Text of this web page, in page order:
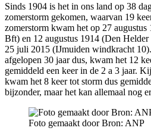
Sinds 1904 is het in ons land op 38
zomerstorm gekomen, waarvan 19
zomerstorm kwam het op 27
Bft) en 12 augustus 1914 (Den
25 juli 2015 (IJmuiden windkracht
afgelopen 30 jaar dus, kwam het 12
gemiddeld een keer in de 2 a 3 jaar.
kwam het 8 keer tot storm dus
bijzonder, maar het kan allemaal nog
Foto gemaakt door Bron: ANP